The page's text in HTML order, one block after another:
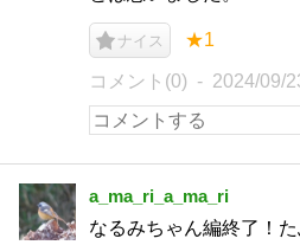
ナイス ★1
コメント(0) 2024/09/
a_ma_ri_a_ma_ri
なるみちゃん編終了！